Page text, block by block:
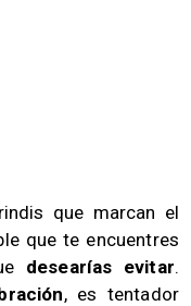
que marcan el
que te encuentres
desearías evitar.
, es tentador